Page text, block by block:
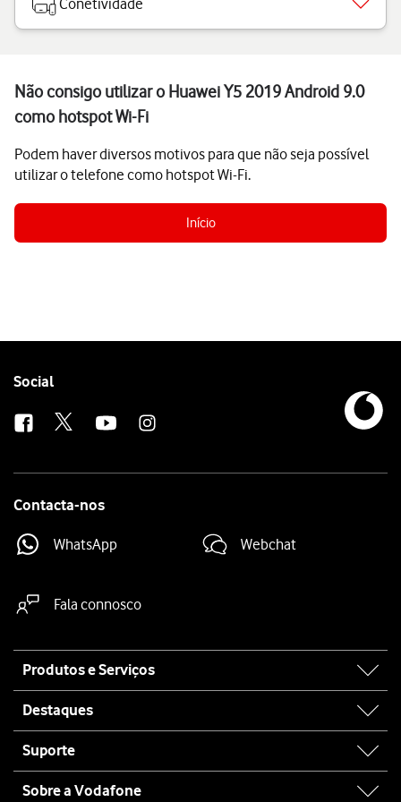
Conetividade
Não consigo utilizar o Huawei Y5 2019 Android 9.0
como hotspot Wi-Fi
Podem haver diversos motivos para que não seja possível
utilizar o telefone como hotspot Wi-Fi.
Início
Follow
Social
Contacta-nos
WhatsApp Webchat
Fala connosco
map
Produtos e Serviços
Destaques
Suporte
Sobre a Vodafone